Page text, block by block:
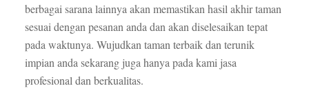
berbagai sarana lainnya akan memastikan hasil akhir taman
sesuai dengan pesanan anda dan akan diselesaikan tepat
pada waktunya. Wujudkan taman terbaik dan terunik
impian anda sekarang juga hanya pada kami jasa
profesional dan berkualitas.